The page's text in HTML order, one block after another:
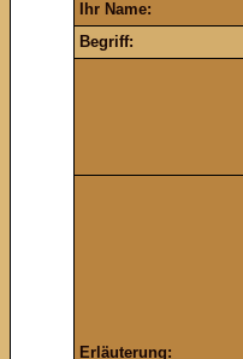
Ihr Name:
Begriff:
Erläuterung: